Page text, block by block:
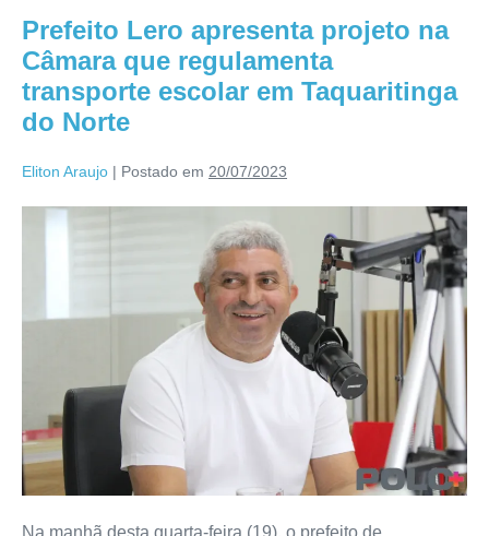
Prefeito Lero apresenta projeto na
Câmara que regulamenta
transporte escolar em Taquaritinga
do Norte
Eliton Araujo | Postado em 20/07/2023
Na manhã desta quarta-feira (19), o prefeito de